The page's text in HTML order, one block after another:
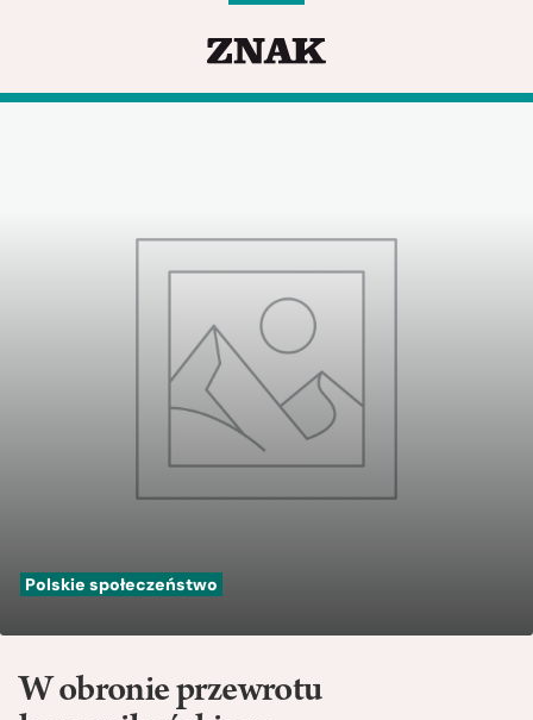
Polskie społeczeństwo
W obronie przewrotu